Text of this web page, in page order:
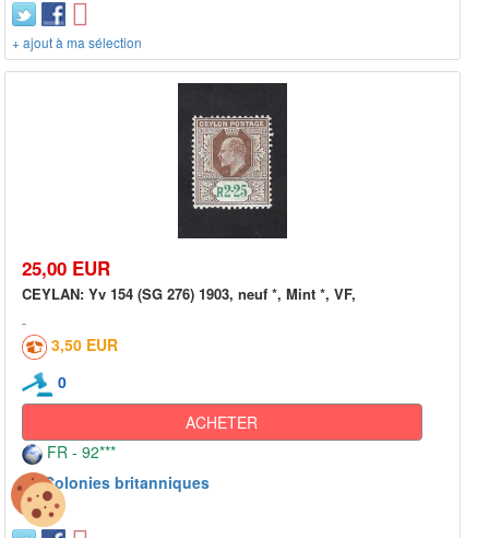
+ ajout à ma sélection
25,00 EUR
CEYLAN: Yv 154 (SG 276) 1903, neuf *, Mint *, VF,
3,50 EUR
0
ACHETER
FR - 92***
Colonies britanniques